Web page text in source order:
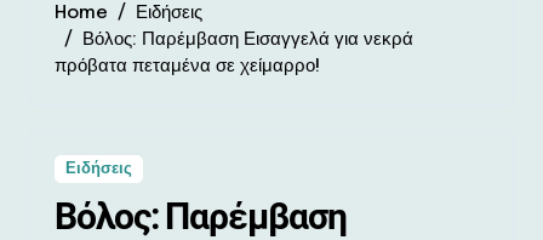
Home
Ειδήσεις
Βόλος: Παρέμβαση Εισαγγελά για νεκρά
πρόβατα πεταμένα σε χείμαρρο!
Ειδήσεις
Βόλος: Παρέμβαση